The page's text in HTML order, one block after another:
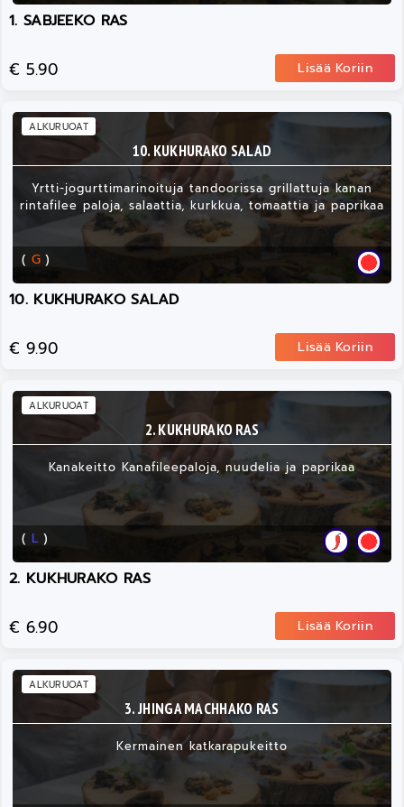
1. SABJEEKO RAS
€ 5.90 Lisää Koriin
10. KUKHURAKO SALAD
Yrtti-jogurttimarinoituja tandoorissa grillattuja kanan
rintafilee paloja, salaattia, kurkkua, tomaattia ja paprikaa
( G )
ALKURUOAT
10. KUKHURAKO SALAD
€ 9.90 Lisää Koriin
2. KUKHURAKO RAS
Kanakeitto Kanafileepaloja, nuudelia ja paprikaa
( L )
ALKURUOAT
2. KUKHURAKO RAS
€ 6.90 Lisää Koriin
3. JHINGA MACHHAKO RAS
Kermainen katkarapukeitto
ALKURUOAT